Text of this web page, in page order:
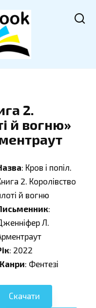
2.
й вогню»
: Кров і попіл.
2. Королівство
й вогню
:
Л.
: 2022
: Фентезі
Скачати